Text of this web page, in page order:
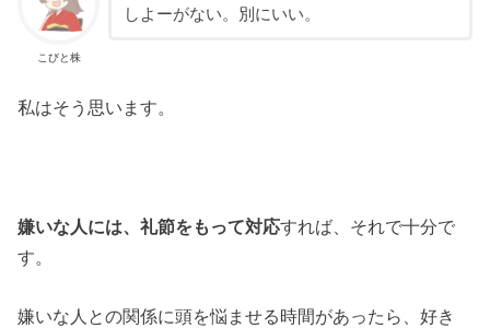
こびと株
しよーがない。別にいい。
私はそう思います。
嫌いな人には、礼節をもって対応すれば、それで十分で
す。
嫌いな人との関係に頭を悩ませる時間があったら、好き